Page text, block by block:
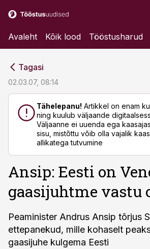
Avaleht Kõik lood Tööstusharud
Tagasi
02.03.07, 08:14
Tähelepanu! Artikkel on enam
ning kuulub väljaande
Väljaanne ei uuenda ega
sisu, mistõttu võib olla vajalik
allikatega tutvumine
Ansip: Eesti on
gaasijuhtme vastu
Peaminister Andrus Ansip tõrjus
ettepanekud, mille kohaselt
gaasijuhe kulgema Eesti